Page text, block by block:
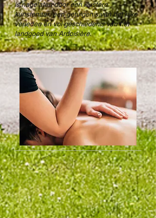
is nagelaten door een illustere
kunstenaar, een getuigenis van het rijke
verleden en vol geschiedenis van het
landgoed van Ardoisière.